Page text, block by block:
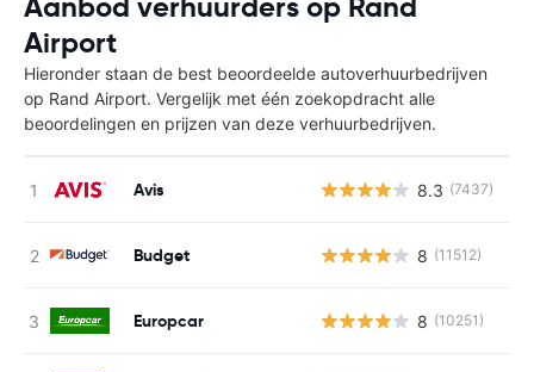
Aanbod verhuurders op Rand
Airport
Hieronder staan de best beoordeelde autoverhuurbedrijven
op Rand Airport. Vergelijk met één zoekopdracht alle
beoordelingen en prijzen van deze verhuurbedrijven.
Avis 8.3 (7437)
Budget 8 (11512)
Europcar 8 (10251)